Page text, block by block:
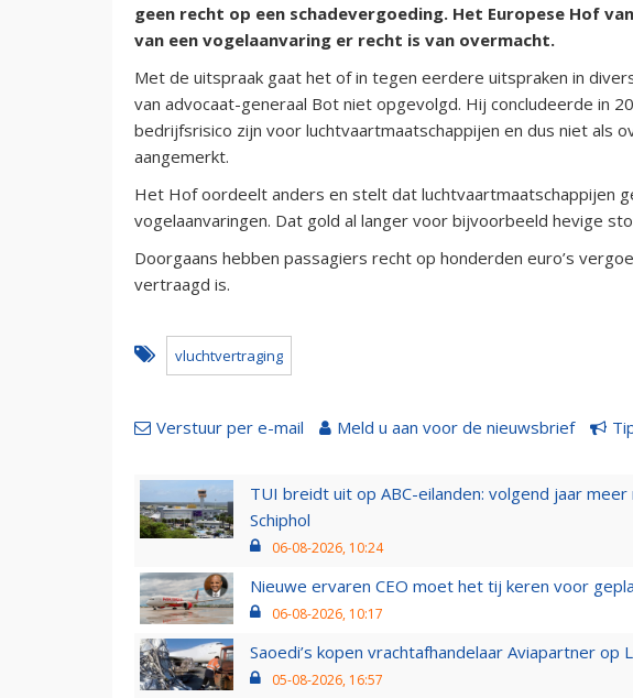
geen recht op een schadevergoeding. Het Europese Hof
van een vogelaanvaring er recht is van overmacht.
Met de uitspraak gaat het of in tegen eerdere uitspraken in
van advocaat-generaal Bot niet opgevolgd. Hij concludeerde in
bedrijfsrisico zijn voor luchtvaartmaatschappijen en dus niet als
aangemerkt.
Het Hof oordeelt anders en stelt dat luchtvaartmaatschappijen
vogelaanvaringen. Dat gold al langer voor bijvoorbeeld hevige
Doorgaans hebben passagiers recht op honderden euro’s
vertraagd is.
vluchtvertraging
Verstuur per e-mail Meld u aan voor de nieuwsbrief
TUI breidt uit op ABC-eilanden: volgend jaar
Schiphol
06-08-2026, 10:24
Nieuwe ervaren CEO moet het tij keren voor
06-08-2026, 10:17
Saoedi’s kopen vrachtafhandelaar Aviapartner op
05-08-2026, 16:57